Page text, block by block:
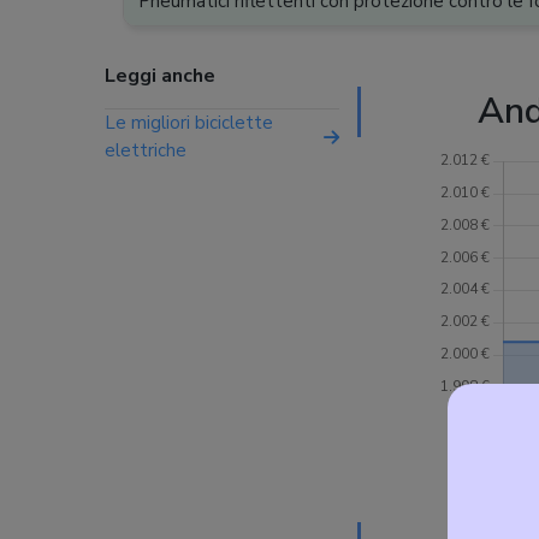
Leggi anche
Le migliori biciclette
elettriche